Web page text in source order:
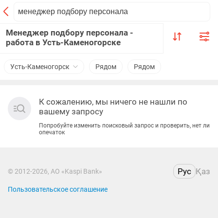
Менеджер подбору персонала -
работа в Усть-Каменогорске
Усть-Каменогорск Рядом Рядом
К сожалению, мы ничего не нашли по
вашему запросу
Попробуйте изменить поисковый запрос и проверить, нет ли
опечаток
© 2012-2026, АО «Kaspi Bank» Рус Қаз
Пользовательское соглашение